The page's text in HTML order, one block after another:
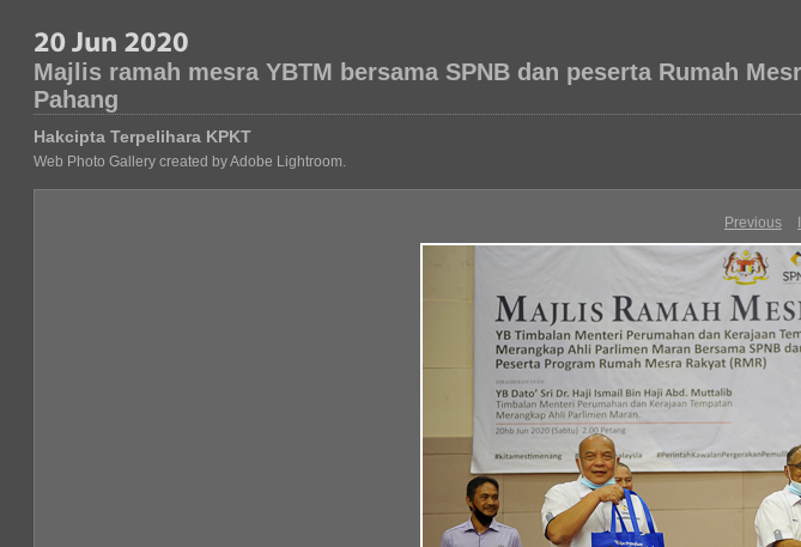
Majlis ramah mesra YBTM bersama SPNB dan peserta Rumah
Pahang
Hakcipta Terpelihara KPKT
Web Photo Gallery created by Adobe Lightroom.
Previous